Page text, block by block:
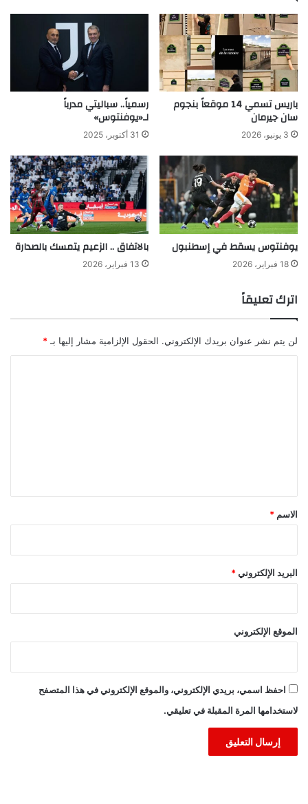
باريس تسمي 14 موقعاً بنجوم
سان جيرمان
3 يونيو، 2026
رسمياً.. سباليتي مدرباً
لـ«يوفنتوس»
31 أكتوبر، 2025
يوفنتوس يسقط في إسطنبول
18 فبراير، 2026
بالاتفاق .. الزعيم يتمسك بالصدارة
13 فبراير، 2026
اترك تعليقاً
لن يتم نشر عنوان بريدك الإلكتروني. الحقول الإلزامية مشار إليها بـ *
*
الاسم *
البريد الإلكتروني *
الموقع الإلكتروني
احفظ اسمي، بريدي الإلكتروني، والموقع الإلكتروني في هذا المتصفح
لاستخدامها المرة المقبلة في تعليقي.